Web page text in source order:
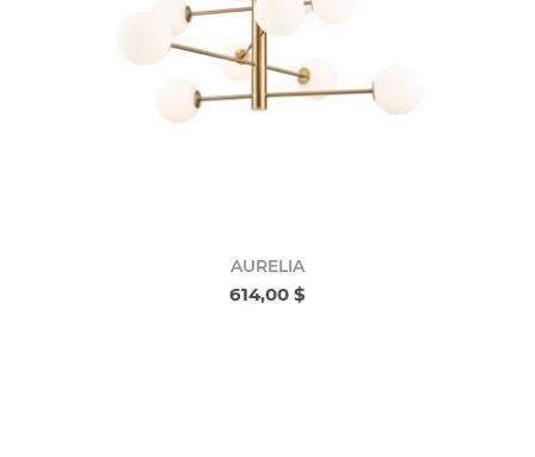
AURELIA
614,00 $